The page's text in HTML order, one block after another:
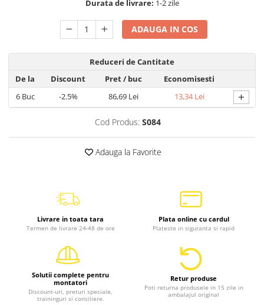
Durata de livrare: 1-2 zile
ADAUGA IN COS
Reduceri de Cantitate
De la
Discount Pret/ buc
Economisesti
6Buc -2.5% 86,69 Lei 13,34 Lei +
Cod Produs: S084
Adauga la Favorite
Livrare in toata tara
Termen de livrare 24-48 de ore
Plata online cu cardul
Plateste in siguranta si rapid
Solutii complete pentru
montatori
Discount-uri, preturi speciale,
traininguri si consiliere.
Retur produse
Poti returna produsele in 15 zile in
ambalajul original